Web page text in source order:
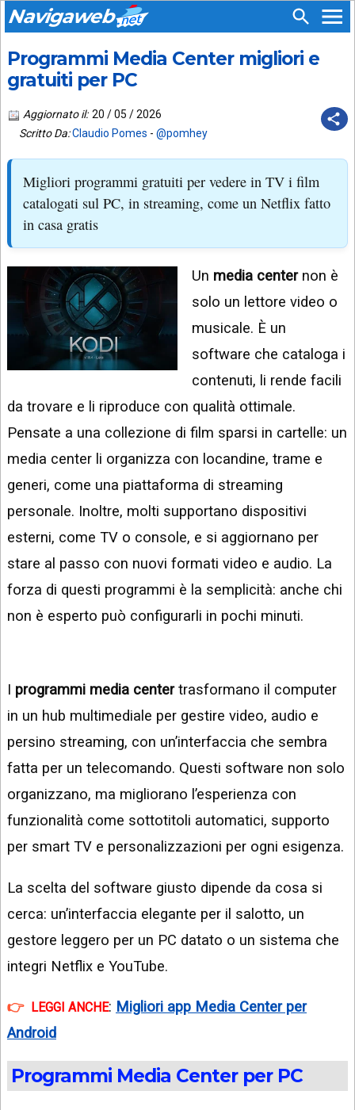
Navigaweb
HOME
SIAMO
SUPPORTO
CONTATTA
PIÙ
LETTI
ARCHIVIO
ARGOMENTI:
IPHONE
ANDROID
AI
APPS
APPS
TECNOLOGIA
SEGUICI
SU:
APP
ANDROID
EMAIL
TELEGRAM
TIKTOK
YOUTUBE
X
INSTAGRAM
NEWS
LINKEDIN
Programmi Media Center migliori e
gratuiti per PC
Aggiornato il: 20 / 05 / 2026
Scritto Da:Claudio Pomes - @pomhey
Migliori programmi gratuiti per vedere in TV i film
catalogati sul PC, in streaming, come un Netflix fatto
in casa gratis
Un media centernon è
solo un lettore video o
musicale. È un
software che cataloga i
contenuti, li rende facili
da trovare e li riproduce con qualità ottimale.
Pensate a una collezione di film sparsi in cartelle: un
media center li organizza con locandine, trame e
generi, come una piattaforma di streaming
personale. Inoltre, molti supportano dispositivi
esterni, come TV o console, e si aggiornano per
stare al passo con nuovi formati video e audio. La
forza di questi programmi è la semplicità: anche chi
non è esperto può configurarli in pochi minuti.
I programmi media centertrasformano il computer
in un hub multimediale per gestire video, audio e
persino streaming, con un’interfaccia che sembra
fatta per un telecomando. Questi software non solo
organizzano, ma migliorano l’esperienza con
funzionalità come sottotitoli automatici, supporto
per smart TV e personalizzazioni per ogni esigenza.
La scelta del software giusto dipende da cosa si
cerca: un’interfaccia elegante per il salotto, un
gestore leggero per un PC datato o un sistema che
integri Netflix e YouTube.
LEGGI ANCHE: Migliori app Media Center per
Android
Programmi Media Center per PC